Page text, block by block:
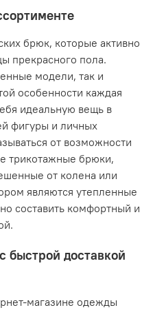
брюк, которые активно
прекрасного пола.
модели, так и
особенности каждая
идеальную вещь в
фигуры и личных
от возможности
трикотажные брюки,
от колена или
являются утепленные
составить комфортный и
быстрой доставкой
магазине одежды